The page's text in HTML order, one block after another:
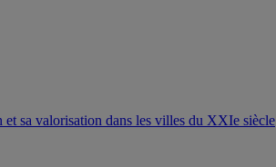
sa valorisation dans les villes du XXIe siècle